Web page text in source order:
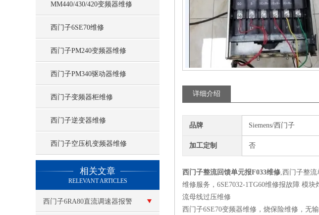
MM440/430/420变频器维修
西门子6SE70维修
西门子PM240变频器维修
西门子PM340驱动器维修
西门子变频器柜维修
西门子逆变器维修
西门子空压机变频器维修
相关文章
RELEVANT ARTICLES
西门子6RA80直流调速器报警
详细介绍
品牌 Siemens/西门子
加工定制 否
西门子整流回馈单元报F033维修,西门子整流
维修服务，6SE7032-1TG60维修报故障 模
流母线过压维修
西门子6SE70变频器维修，烧保险维修，无